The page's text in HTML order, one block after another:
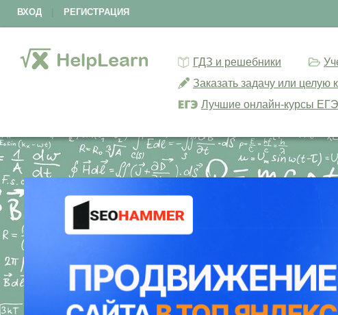
ВХОД РЕГИСТРАЦИЯ
ГДЗ и решебники
Заказать задачу или целую
Лучшие онлайн-курсы ЕГЭ